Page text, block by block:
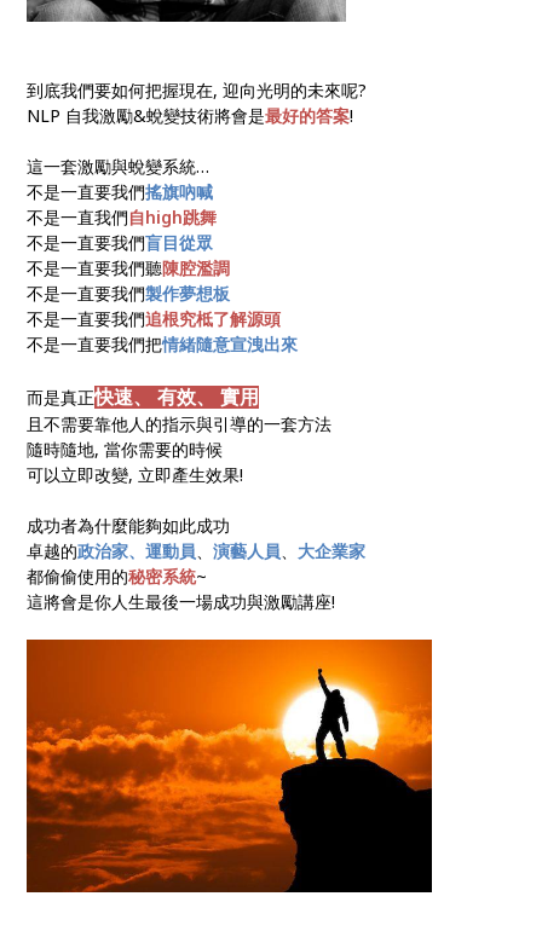
到底我們要如何把握現在, 迎向光明的未來呢?
NLP 自我激勵&蛻變技術將會是最好的答案!
這一套激勵與蛻變系統…
不是一直要我們搖旗吶喊
不是一直我們自high跳舞
不是一直要我們盲目從眾
不是一直要我們聽陳腔濫調
不是一直要我們製作夢想板
不是一直要我們追根究柢了解源頭
不是一直要我們把情緒隨意宣洩出來
而是真正快速、 有效、 實用
且不需要靠他人的指示與引導的一套方法
隨時隨地, 當你需要的時候
可以立即改變, 立即產生效果!
成功者為什麼能夠如此成功
卓越的政治家、運動員、演藝人員、 大企業家
都偷偷使用的秘密系統~
這將會是你人生最後一場成功與激勵講座!